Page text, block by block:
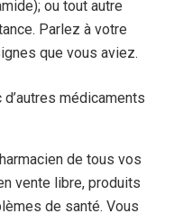
ou tout autre
Parlez à votre
que vous aviez.
médicaments
de tous vos
vente libre, produits
de santé. Vous